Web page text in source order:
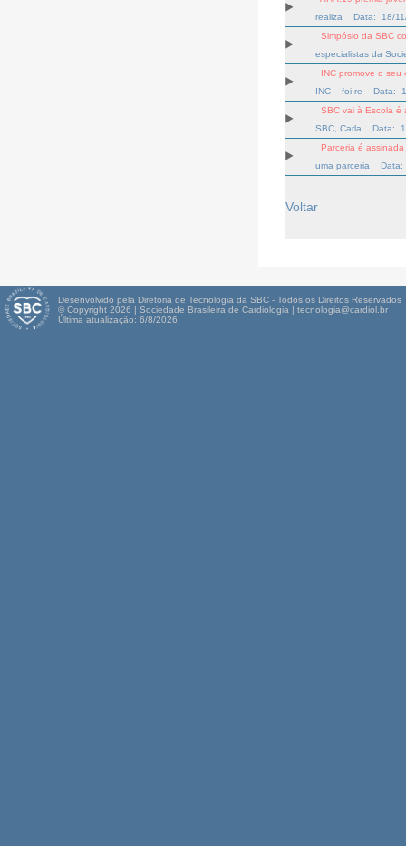
realiza
Data: 18/
Simpósio da SBC
especialistas da
INC promove o seu
INC – foi re
Data:
SBC vai à Escola é
SBC, Carla
Data:
Parceria é
uma parceria
Voltar
Desenvolvido pela Diretoria de Tecnologia da SBC - Todos os Direitos Reservados
© Copyright 2026 | Sociedade Brasileira de Cardiologia | tecnologia@cardiol.br
Última atualização: 6/8/2026